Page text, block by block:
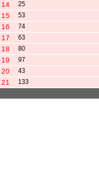
14 25
15 53
16 74
17 63
18 80
19 97
20 43
21 133